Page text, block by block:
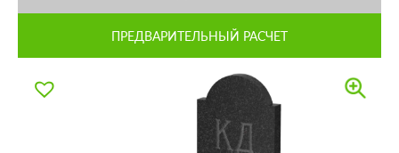
ПРЕДВАРИТЕЛЬНЫЙ РАСЧЕТ